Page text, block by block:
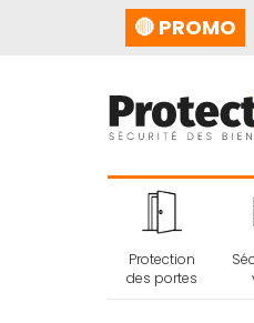
🔴 PROMO
➡️
Protection
des portes